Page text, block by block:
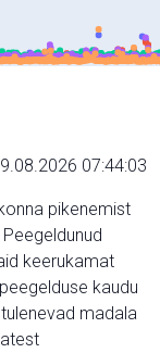
07:44:03
pikenemist
keerukamat
kaudu
madala